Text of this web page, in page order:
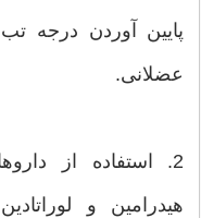
پایین آوردن درجه
عضلانی.
2. استفاده از
هیدرامین و